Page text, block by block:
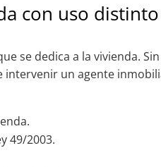
con uso
se dedica a la vivienda. Sin
intervenir un agente
49/2003.